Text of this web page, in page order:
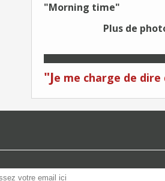
"Morning time"
Plus de
"Je me charge de dire du mal de moi... Quand on me